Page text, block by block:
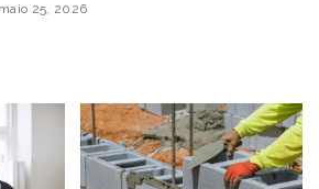
maio 25, 2026